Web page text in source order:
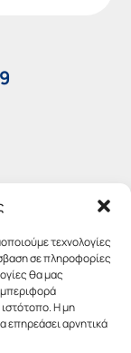
τεχνολογίες
σε πληροφορίες
θα μας
Η μη
επηρεάσει αρνητικά